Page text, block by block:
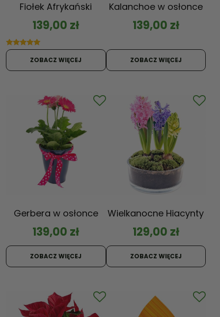
Fiołek Afrykański
139,00 zł
Oceniono
ZOBACZ WIĘCEJ
Kalanchoe w osłonce
139,00 zł
ZOBACZ WIĘCEJ
Gerbera w osłonce
139,00 zł
ZOBACZ WIĘCEJ
Wielkanocne Hiacynty
129,00 zł
ZOBACZ WIĘCEJ